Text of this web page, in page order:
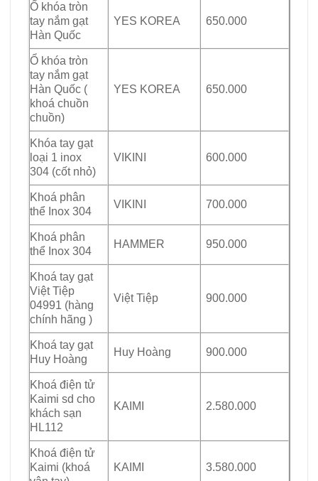
Ổ khóa tròn
tay nắm gạt
Hàn Quốc
YES KOREA 650.000
Ổ khóa tròn
tay nắm gạt
Hàn Quốc (
khoá chuồn
chuồn)
YES KOREA 650.000
Khóa tay gạt
loại 1 inox
304 (cốt nhỏ)
VIKINI 600.000
Khoá phân
thể Inox 304
VIKINI 700.000
Khoá phân
thể Inox 304
HAMMER 950.000
Khoá tay gạt
Việt Tiệp
04991 (hàng
chính hãng )
Việt Tiệp 900.000
Khoá tay gạt
Huy Hoàng
Huy Hoàng 900.000
Khoá điện tử
Kaimi sd cho
khách sạn
HL112
KAIMI 2.580.000
Khoá điện tử
Kaimi (khoá
KAIMI 3.580.000